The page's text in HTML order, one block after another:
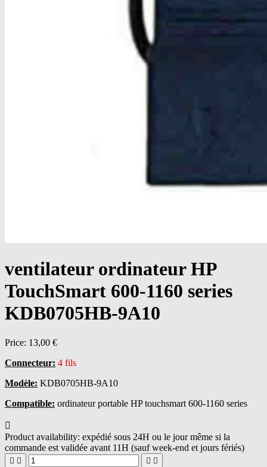
ventilateur ordinateur HP
TouchSmart 600-1160 series
KDB0705HB-9A10
Price: 13,00 €
Connecteur: 4 fils
Modèle: KDB0705HB-9A10
Compatible: ordinateur portable HP touchsmart 600-1160 series

Product availability: expédié sous 24H ou le jour même si la
commande est validée avant 11H (sauf week-end et jours fériés)
   